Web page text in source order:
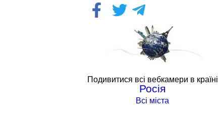
Подивитися всі вебкамери в країні
Росія
Всі міста